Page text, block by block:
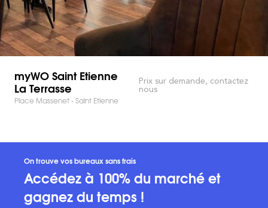
myWO Saint Etienne
La Terrasse
Place Massenet - Saint Etienne
Prix sur demande, contactez
nous
On trouve vos bureaux sans frais
Accédez à 100% du marché et
gagnez du temps !